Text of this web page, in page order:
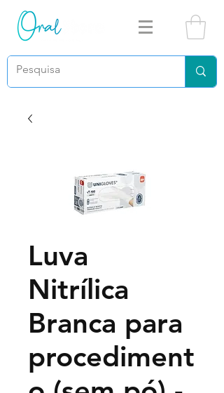
Luva
Nitrílica
Branca para
procediment